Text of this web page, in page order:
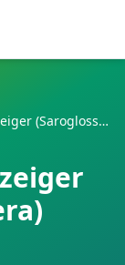
Goldflügel-Honiganzeiger (Saroglossa spiloptera)